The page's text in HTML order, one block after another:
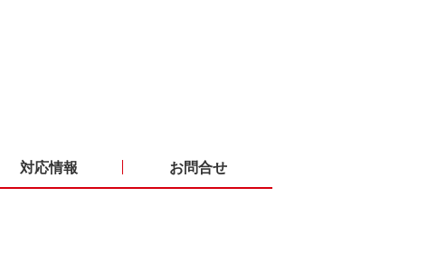
対応情報 お問合せ